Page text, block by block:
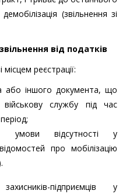
(звільнення зі
від податків
реєстрації:
або іншого документа, що
службу під час
умови відсутності у
про мобілізацію
підприємців у